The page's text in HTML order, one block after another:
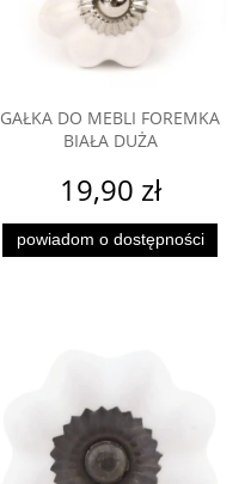
GAŁKA DO MEBLI FOREMKA
BIAŁA DUŻA
19,90 zł
powiadom o dostępności